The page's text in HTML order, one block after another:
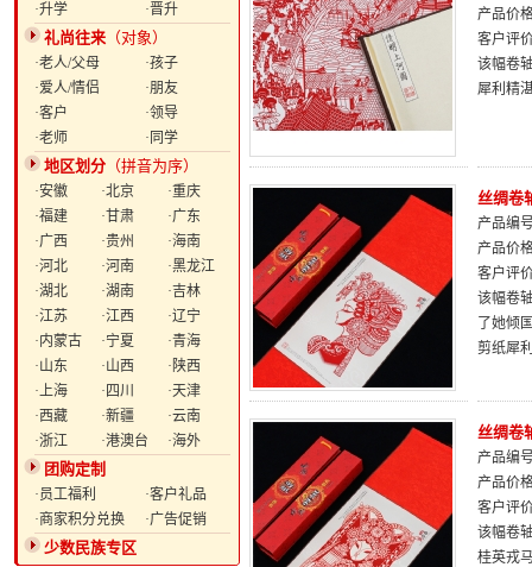
·升学
·晋升
礼尚往来 （对象）
·老人/父母
·孩子
·爱人/情侣
·朋友
·客户
·领导
·老师
·同学
地区划分 （拼音为序）
·安徽 ·北京
·重庆
·福建
·甘肃
·广东
·广西
·贵州
·海南
·河北
·河南
·黑龙江
·湖北
·湖南
·吉林
·江苏
·江西
·辽宁
·内蒙古
·宁夏
·青海
·山东
·山西
·陕西
·上海
·四川
·天津
·西藏
·新疆
·云南
·浙江
·港澳台 ·海外
团购定制
·员工福利
·客户礼品
·商家积分兑换
·广告促销
少数民族专区
产品价
客户评
该幅卷
犀利精
丝绸卷
产品编
产品价
客户评
该幅卷
了她倾
剪纸犀
丝绸卷
产品编
产品价
客户评
该幅卷
桂英戎